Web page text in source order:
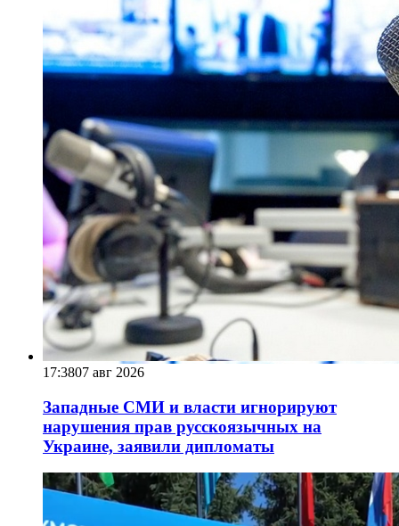
17:3807 авг 2026
Западные СМИ и власти игнорируют
нарушения прав русскоязычных на
Украине, заявили дипломаты